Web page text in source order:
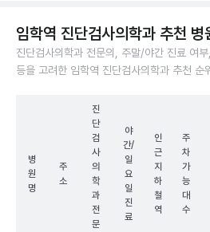
임학역 진단검사의학과 추천
진단검사의학과 전문의, 주말/야간 진료 여
등을 고려한 임학역 진단검사의학과 추천 순
병
원
명
주
소
진
단
검
사
의
학
과
전
문
야
간/
일
요
일
진
료
인
근
지
하
철
역
주
차
가
능
대
수